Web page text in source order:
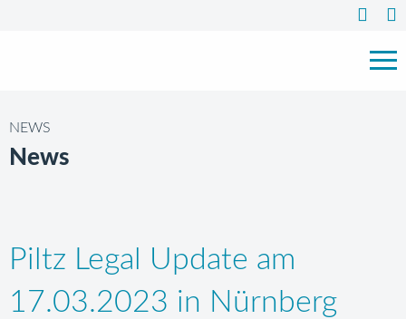
NEWS
News
Piltz Legal Update am
17.03.2023 in Nürnberg